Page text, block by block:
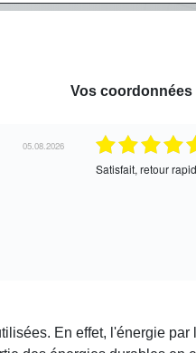
Vos
05.08.2026
Satisfait, retour
En effet, l'énergie